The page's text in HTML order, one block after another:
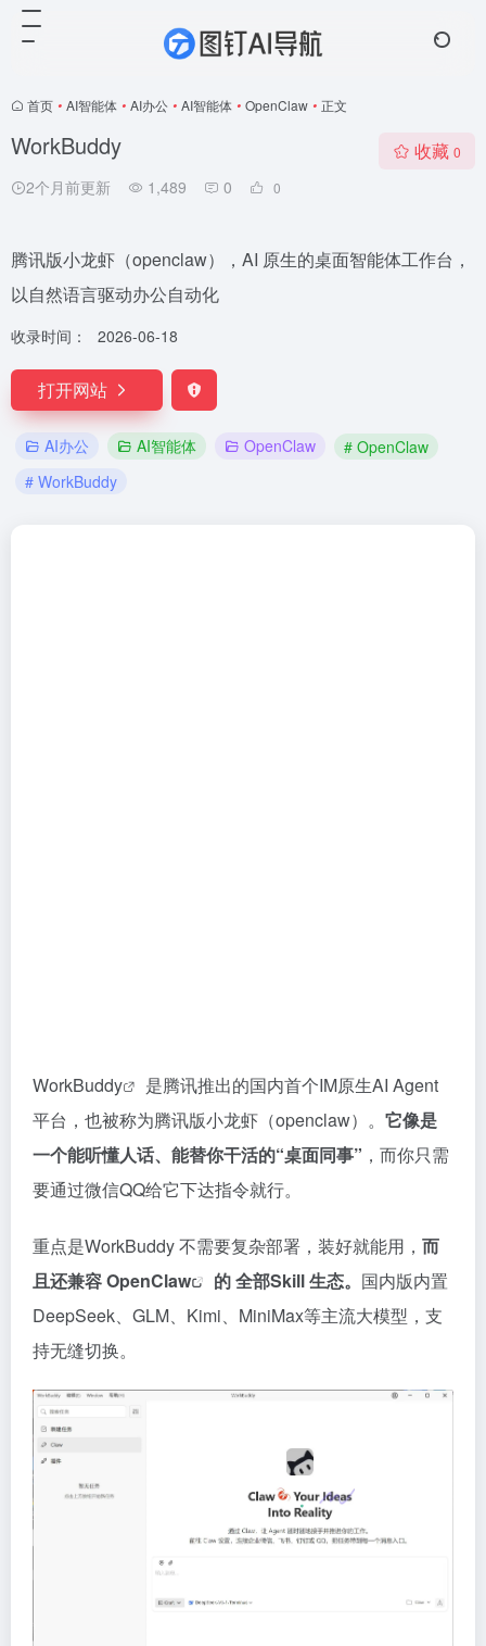
首页 • AI智能体 • AI办公 • AI智能体 • OpenClaw • 正文
WorkBuddy
2个月前更新 1,489 0 0
收藏 0
腾讯版小龙虾（openclaw），AI 原生的桌面智能体工作台，
以自然语言驱动办公自动化
收录时间： 2026-06-18
打开网站
AI办公 AI智能体 OpenClaw
# OpenClaw
# WorkBuddy
WorkBuddy
是腾讯推出的国内首个IM原生AI Agent
平台，也被称为腾讯版小龙虾（openclaw）。 它像是
一个能听懂人话、能替你干活的“桌面同事” ，而你只需
要通过微信QQ给它下达指令就行。
重点是WorkBuddy 不需要复杂部署，装好就能用， 而
且还兼容OpenClaw 的 全部Skill 生态。 国内版内置
DeepSeek、GLM、Kimi、MiniMax等主流大模型，支
持无缝切换。